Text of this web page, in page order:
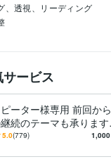
、透視、リーディング
ービス
ピーター様専用 前回から
続のテーマも承ります
ーター様だけにご利
5.0(779) 1,000